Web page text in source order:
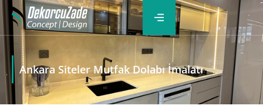
Ankara Siteler Mutfak Dolabı İmalatı